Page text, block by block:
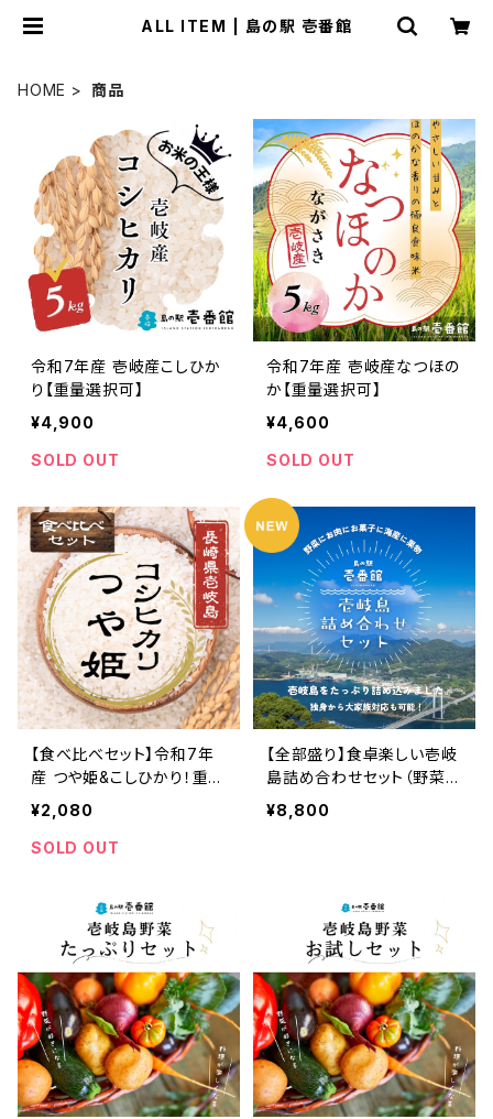
ALL ITEM | 島の駅 壱番館
HOME 商品
令和7年産 壱岐産こしひか
り【重量選択可】
¥4,900
SOLD OUT
令和7年産 壱岐産なつほの
か【重量選択可】
¥4,600
SOLD OUT
【食べ比べセット】令和7年
産 つや姫&こしひかり！重量
選択可能！
¥2,080
SOLD OUT
【全部盛り】食卓楽しい壱岐
島詰め合わせセット（野菜
+お肉+海産+お菓子）
¥8,800